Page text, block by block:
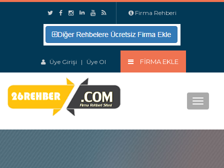
Firma Rehberi
Üye Girişi | Üye Ol FIRMA EKLE
Menu